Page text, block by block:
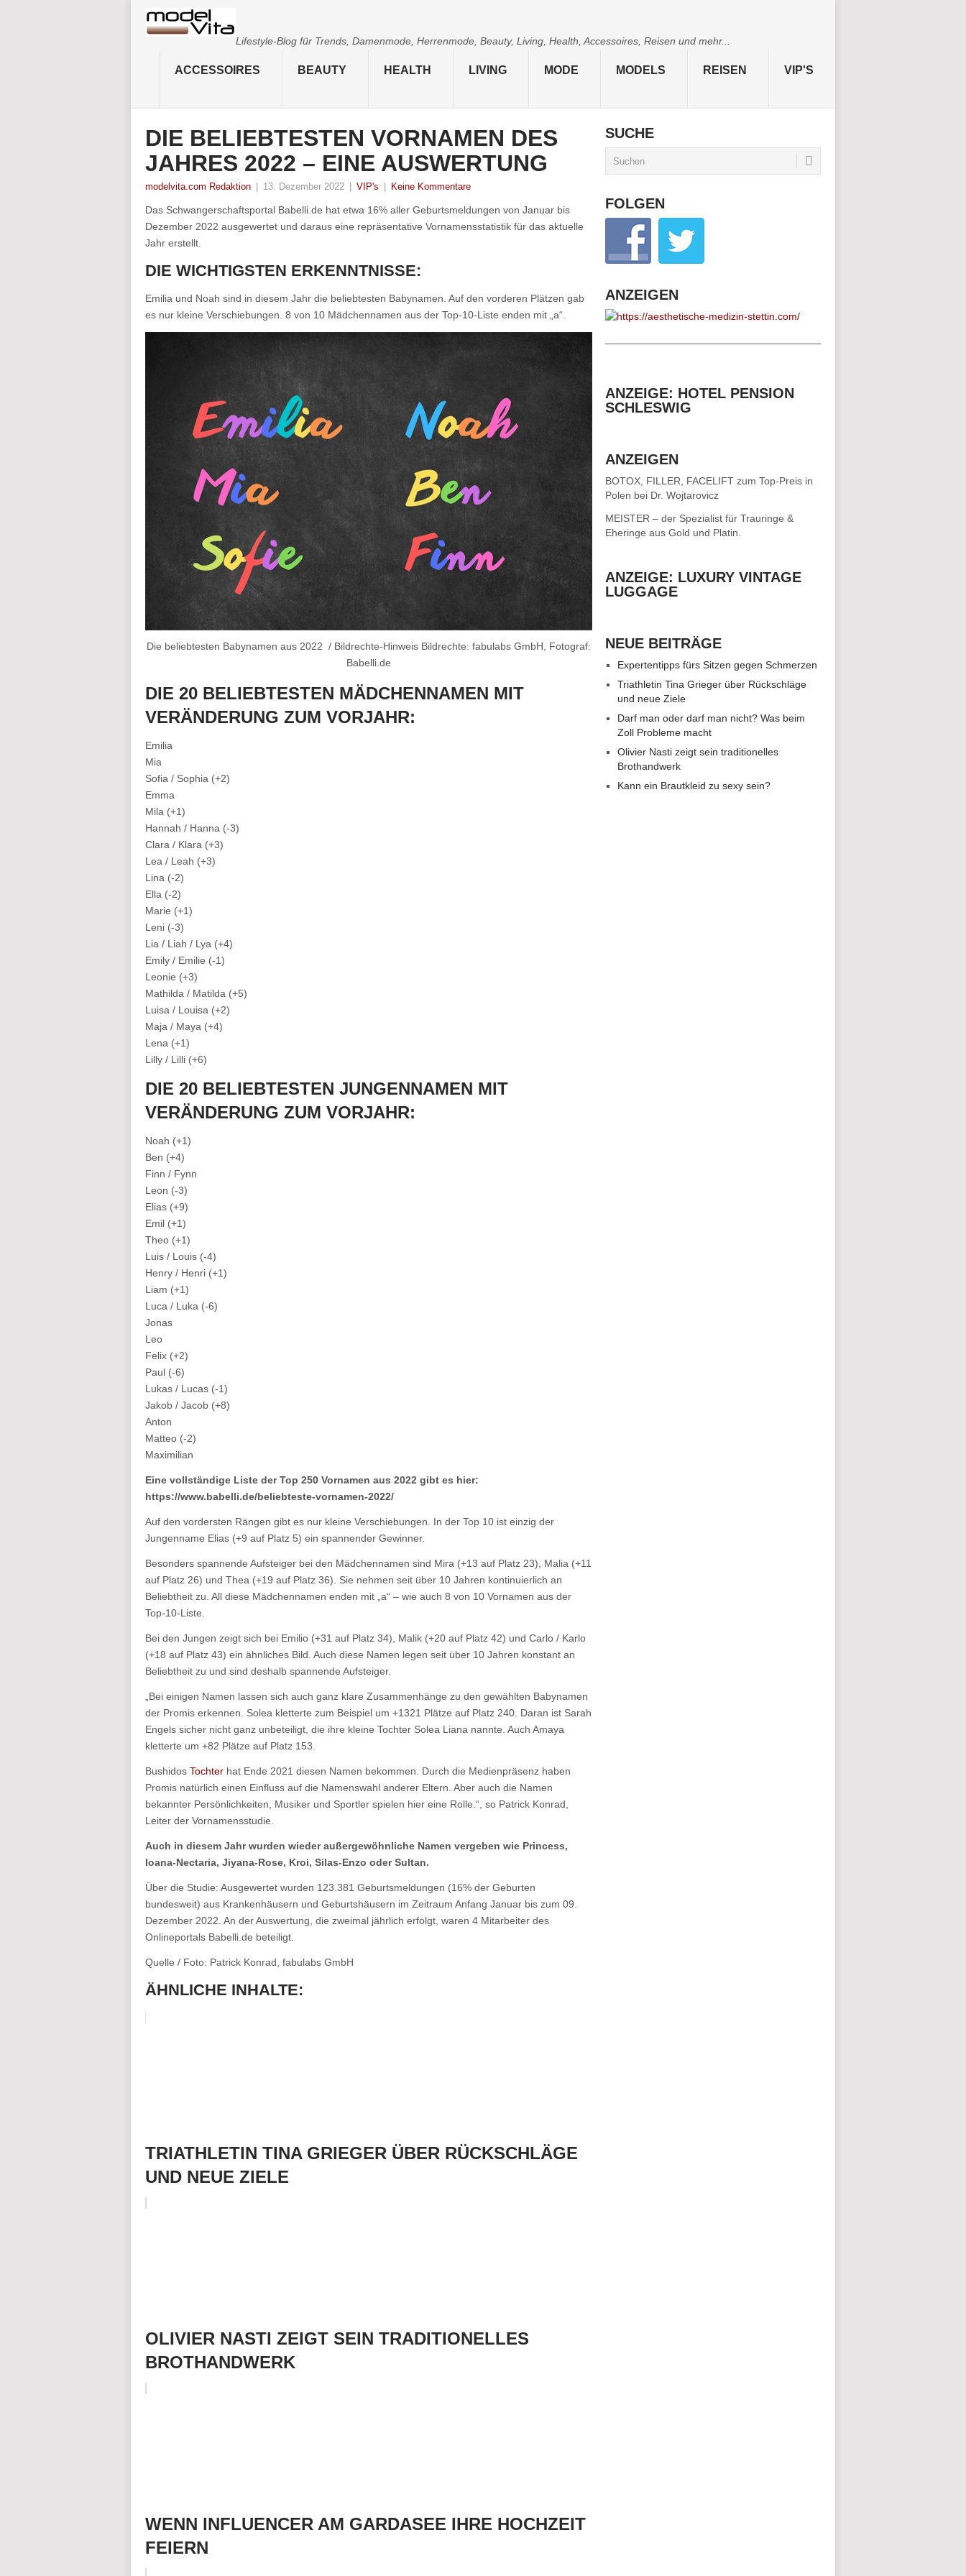
Lifestyle-Blog für Trends, Damenmode, Herrenmode, Beauty, Living, Health, Accessoires, Reisen und mehr...
ACCESSOIRES BEAUTY HEALTH LIVING MODE MODELS REISEN VIP'S
DIE BELIEBTESTEN VORNAMEN DES
JAHRES 2022 – EINE AUSWERTUNG
modelvita.com Redaktion 13. Dezember 2022 VIP's Keine Kommentare
Das Schwangerschaftsportal Babelli.de hat etwa 16% aller Geburtsmeldungen von Januar bis
Dezember 2022 ausgewertet und daraus eine repräsentative Vornamensstatistik für das aktuelle
Jahr erstellt.
DIE WICHTIGSTEN ERKENNTNISSE:
Emilia und Noah sind in diesem Jahr die beliebtesten Babynamen. Auf den vorderen Plätzen gab
es nur kleine Verschiebungen. 8 von 10 Mädchennamen aus der Top-10-Liste enden mit „a“.
Die beliebtesten Babynamen aus 2022 / Bildrechte-Hinweis Bildrechte: fabulabs GmbH, Fotograf:
Babelli.de
DIE 20 BELIEBTESTEN MÄDCHENNAMEN MIT
VERÄNDERUNG ZUM VORJAHR:
Emilia
Mia
Sofia / Sophia (+2)
Emma
Mila (+1)
Hannah / Hanna (-3)
Clara / Klara (+3)
Lea / Leah (+3)
Lina (-2)
Ella (-2)
Marie (+1)
Leni (-3)
Lia / Liah / Lya (+4)
Emily / Emilie (-1)
Leonie (+3)
Mathilda / Matilda (+5)
Luisa / Louisa (+2)
Maja / Maya (+4)
Lena (+1)
Lilly / Lilli (+6)
DIE 20 BELIEBTESTEN JUNGENNAMEN MIT
VERÄNDERUNG ZUM VORJAHR:
Noah (+1)
Ben (+4)
Finn / Fynn
Leon (-3)
Elias (+9)
Emil (+1)
Theo (+1)
Luis / Louis (-4)
Henry / Henri (+1)
Liam (+1)
Luca / Luka (-6)
Jonas
Leo
Felix (+2)
Paul (-6)
Lukas / Lucas (-1)
Jakob / Jacob (+8)
Anton
Matteo (-2)
Maximilian
Eine vollständige Liste der Top 250 Vornamen aus 2022 gibt es hier:
https://www.babelli.de/beliebteste-vornamen-2022/
Auf den vordersten Rängen gibt es nur kleine Verschiebungen. In der Top 10 ist einzig der
Jungenname Elias (+9 auf Platz 5) ein spannender Gewinner.
Besonders spannende Aufsteiger bei den Mädchennamen sind Mira (+13 auf Platz 23), Malia (+11
auf Platz 26) und Thea (+19 auf Platz 36). Sie nehmen seit über 10 Jahren kontinuierlich an
Beliebtheit zu. All diese Mädchennamen enden mit „a“ – wie auch 8 von 10 Vornamen aus der
Top-10-Liste.
Bei den Jungen zeigt sich bei Emilio (+31 auf Platz 34), Malik (+20 auf Platz 42) und Carlo / Karlo
(+18 auf Platz 43) ein ähnliches Bild. Auch diese Namen legen seit über 10 Jahren konstant an
Beliebtheit zu und sind deshalb spannende Aufsteiger.
„Bei einigen Namen lassen sich auch ganz klare Zusammenhänge zu den gewählten Babynamen
der Promis erkennen. Solea kletterte zum Beispiel um +1321 Plätze auf Platz 240. Daran ist Sarah
Engels sicher nicht ganz unbeteiligt, die ihre kleine Tochter Solea Liana nannte. Auch Amaya
kletterte um +82 Plätze auf Platz 153.
Bushidos Tochter hat Ende 2021 diesen Namen bekommen. Durch die Medienpräsenz haben
Promis natürlich einen Einfluss auf die Namenswahl anderer Eltern. Aber auch die Namen
bekannter Persönlichkeiten, Musiker und Sportler spielen hier eine Rolle.“, so Patrick Konrad,
Leiter der Vornamensstudie.
Auch in diesem Jahr wurden wieder außergewöhnliche Namen vergeben wie Princess,
Ioana-Nectaria, Jiyana-Rose, Kroi, Silas-Enzo oder Sultan.
Über die Studie: Ausgewertet wurden 123.381 Geburtsmeldungen (16% der Geburten
bundesweit) aus Krankenhäusern und Geburtshäusern im Zeitraum Anfang Januar bis zum 09.
Dezember 2022. An der Auswertung, die zweimal jährlich erfolgt, waren 4 Mitarbeiter des
Onlineportals Babelli.de beteiligt.
Quelle / Foto: Patrick Konrad, fabulabs GmbH
ÄHNLICHE INHALTE:
TRIATHLETIN TINA GRIEGER ÜBER RÜCKSCHLÄGE
UND NEUE ZIELE
OLIVIER NASTI ZEIGT SEIN TRADITIONELLES
BROTHANDWERK
WENN INFLUENCER AM GARDASEE IHRE HOCHZEIT
FEIERN
SUCHE
FOLGEN
ANZEIGEN
ANZEIGE: HOTEL PENSION
SCHLESWIG
ANZEIGEN
BOTOX, FILLER, FACELIFT zum Top-Preis in
Polen bei Dr. Wojtarovicz
MEISTER – der Spezialist für Trauringe &
Eheringe aus Gold und Platin.
ANZEIGE: LUXURY VINTAGE
LUGGAGE
NEUE BEITRÄGE
Expertentipps fürs Sitzen gegen Schmerzen
Triathletin Tina Grieger über Rückschläge
und neue Ziele
Darf man oder darf man nicht? Was beim
Zoll Probleme macht
Olivier Nasti zeigt sein traditionelles
Brothandwerk
Kann ein Brautkleid zu sexy sein?